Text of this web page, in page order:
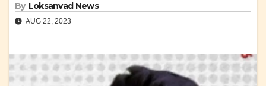
By Loksanvad News
AUG 22, 2023